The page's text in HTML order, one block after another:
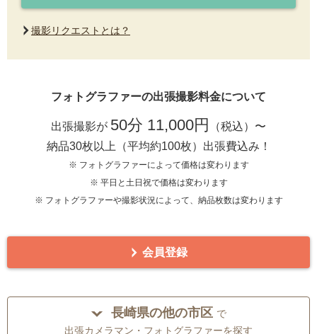
撮影リクエストとは？
フォトグラファーの出張撮影料金について
出張撮影が 50分 11,000円
（税込）〜
納品30枚以上（平均約100枚）出張費込み！
※ フォトグラファーによって価格は変わります
※ 平日と土日祝で価格は変わります
※ フォトグラファーや撮影状況によって、納品枚数は変わります
会員登録
長崎県の他の市区 で
出張カメラマン・フォトグラファーを探す